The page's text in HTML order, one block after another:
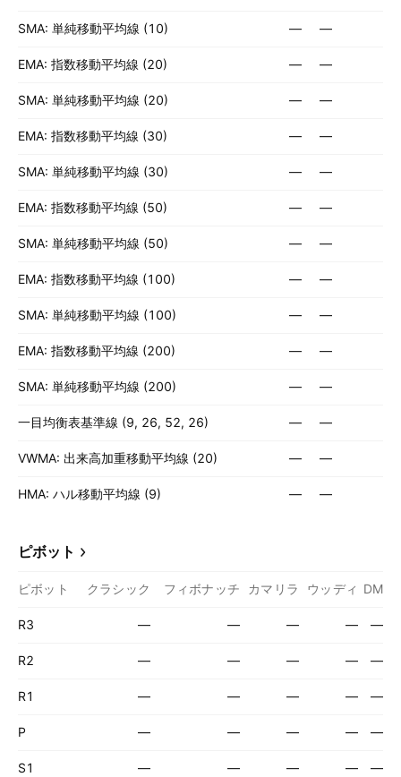
SMA: 単純移動平均線 (10) — —
EMA: 指数移動平均線 (20) — —
SMA: 単純移動平均線 (20) — —
EMA: 指数移動平均線 (30) — —
SMA: 単純移動平均線 (30) — —
EMA: 指数移動平均線 (50) — —
SMA: 単純移動平均線 (50) — —
EMA: 指数移動平均線 (100) — —
SMA: 単純移動平均線 (100) — —
EMA: 指数移動平均線 (200) — —
SMA: 単純移動平均線 (200) — —
一目均衡表基準線 (9, 26, 52, 26) — —
VWMA: 出来高加重移動平均線 (20) — —
HMA: ハル移動平均線 (9) — —
ピボット
ピボット クラシック フィボナッチ カマリラ ウッディ DM
R3 — — — — —
R2 — — — — —
R1 — — — — —
P — — — — —
S1 — — — — —